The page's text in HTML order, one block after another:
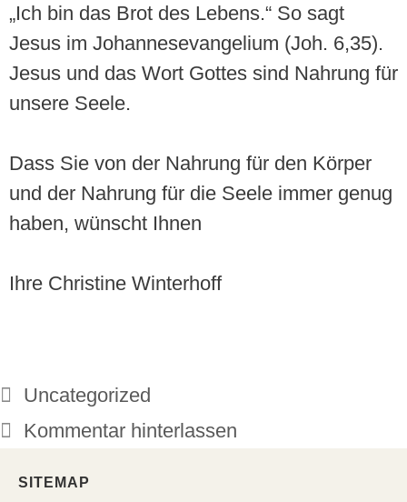
„Ich bin das Brot des Lebens.“ So sagt
Jesus im Johannesevangelium (Joh. 6,35).
Jesus und das Wort Gottes sind Nahrung für
unsere Seele.
Dass Sie von der Nahrung für den Körper
und der Nahrung für die Seele immer genug
haben, wünscht Ihnen
Ihre Christine Winterhoff
Uncategorized
Kommentar hinterlassen
SITEMAP